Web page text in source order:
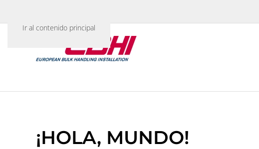
Ir al contenido principal
¡HOLA, MUNDO!